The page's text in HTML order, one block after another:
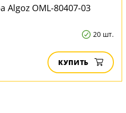
Algoz OML-80407-03
20 шт.
КУПИТЬ